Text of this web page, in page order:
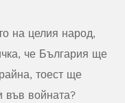
на целия народ,
че България ще
тоест ще
във войната?